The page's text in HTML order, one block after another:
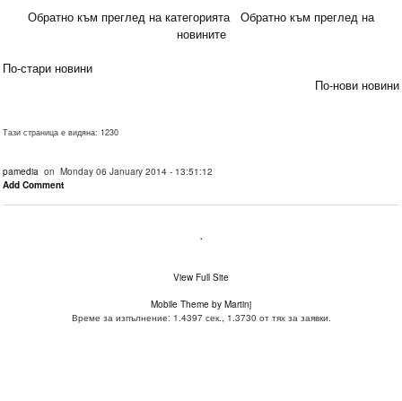
Обратно към преглед на категорията
Обратно към преглед на
новините
По-стари новини
По-нови новини
Тази страница е видяна: 1230
pamedia on Monday 06 January 2014 - 13:51:12
Add Comment
.
View Full Site
Mobile Theme by Martinj
Време за изпълнение: 1.4397 сек., 1.3730 от тях за заявки.